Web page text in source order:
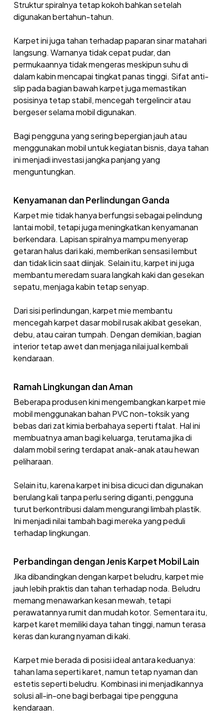
Struktur spiralnya tetap kokoh bahkan setelah
digunakan bertahun-tahun.
Karpet ini juga tahan terhadap paparan sinar matahari
langsung. Warnanya tidak cepat pudar, dan
permukaannya tidak mengeras meskipun suhu di
dalam kabin mencapai tingkat panas tinggi. Sifat anti-
slip pada bagian bawah karpet juga memastikan
posisinya tetap stabil, mencegah tergelincir atau
bergeser selama mobil digunakan.
Bagi pengguna yang sering bepergian jauh atau
menggunakan mobil untuk kegiatan bisnis, daya tahan
ini menjadi investasi jangka panjang yang
menguntungkan.
Kenyamanan dan Perlindungan Ganda
Karpet mie tidak hanya berfungsi sebagai pelindung
lantai mobil, tetapi juga meningkatkan kenyamanan
berkendara. Lapisan spiralnya mampu menyerap
getaran halus dari kaki, memberikan sensasi lembut
dan tidak licin saat diinjak. Selain itu, karpet ini juga
membantu meredam suara langkah kaki dan gesekan
sepatu, menjaga kabin tetap senyap.
Dari sisi perlindungan, karpet mie membantu
mencegah karpet dasar mobil rusak akibat gesekan,
debu, atau cairan tumpah. Dengan demikian, bagian
interior tetap awet dan menjaga nilai jual kembali
kendaraan.
Ramah Lingkungan dan Aman
Beberapa produsen kini mengembangkan karpet mie
mobil menggunakan bahan PVC non-toksik yang
bebas dari zat kimia berbahaya seperti ftalat. Hal ini
membuatnya aman bagi keluarga, terutama jika di
dalam mobil sering terdapat anak-anak atau hewan
peliharaan.
Selain itu, karena karpet ini bisa dicuci dan digunakan
berulang kali tanpa perlu sering diganti, pengguna
turut berkontribusi dalam mengurangi limbah plastik.
Ini menjadi nilai tambah bagi mereka yang peduli
terhadap lingkungan.
Perbandingan dengan Jenis Karpet Mobil Lain
Jika dibandingkan dengan karpet beludru, karpet mie
jauh lebih praktis dan tahan terhadap noda. Beludru
memang menawarkan kesan mewah, tetapi
perawatannya rumit dan mudah kotor. Sementara itu,
karpet karet memiliki daya tahan tinggi, namun terasa
keras dan kurang nyaman di kaki.
Karpet mie berada di posisi ideal antara keduanya:
tahan lama seperti karet, namun tetap nyaman dan
estetis seperti beludru. Kombinasi ini menjadikannya
solusi all-in-one bagi berbagai tipe pengguna
kendaraan.